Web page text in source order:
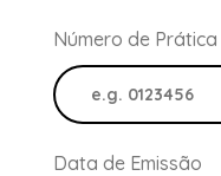
Número de Prática
Data de Emissão